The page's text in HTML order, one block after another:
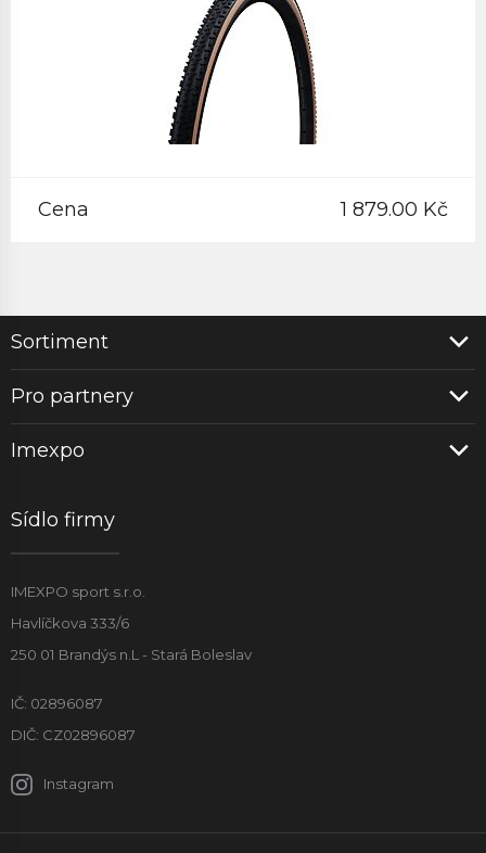
Cena 1 879.00 Kč
Sortiment
Pro partnery
Imexpo
Sídlo firmy
IMEXPO sport s.r.o.
Havlíčkova 333/6
250 01 Brandýs n.L - Stará Boleslav
IČ: 02896087
DIČ: CZ02896087
Instagram